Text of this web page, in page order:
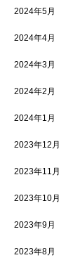
2024年5月
2024年4月
2024年3月
2024年2月
2024年1月
2023年12月
2023年11月
2023年10月
2023年9月
2023年8月